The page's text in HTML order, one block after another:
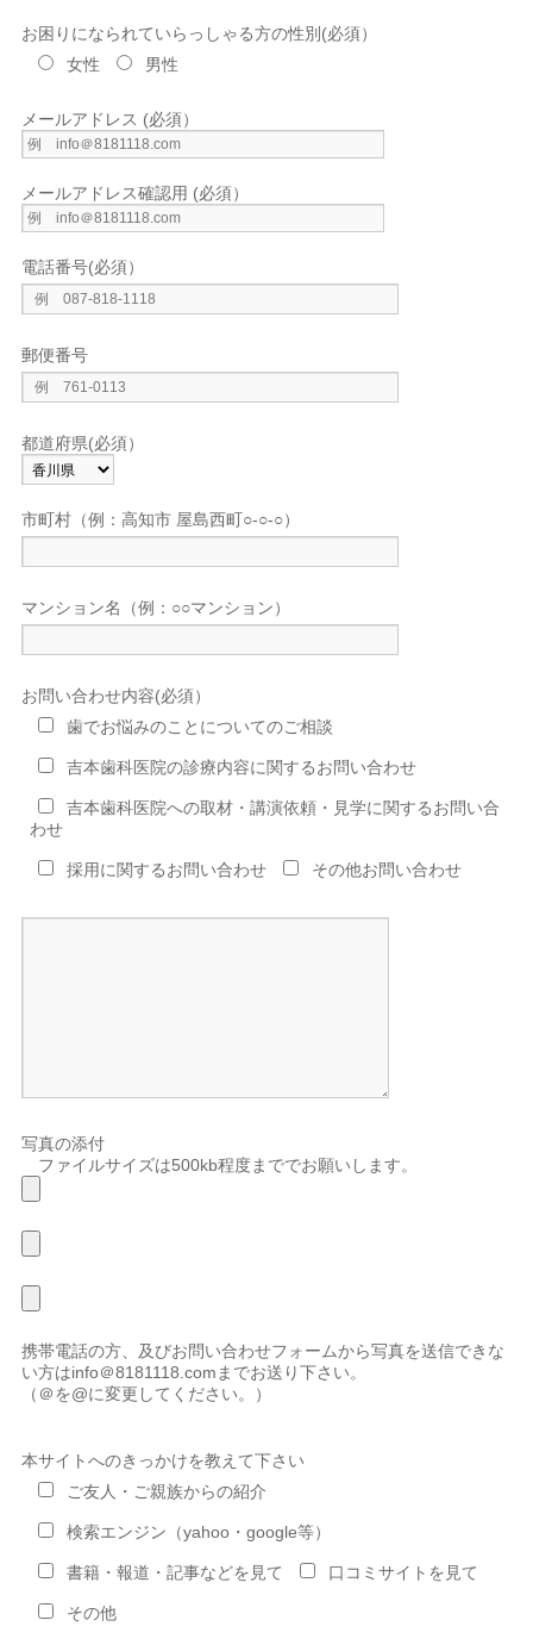
お困りになられていらっしゃる方の性別(必須）
女性
男性
メールアドレス (必須）
メールアドレス確認用 (必須）
電話番号(必須）
郵便番号
都道府県(必須）
市町村（例：高知市 屋島西町○-○-○）
マンション名（例：○○マンション）
お問い合わせ内容(必須）
歯でお悩みのことについてのご相談
吉本歯科医院の診療内容に関するお問い合わせ
吉本歯科医院への取材・講演依頼・見学に関するお問い合
わせ
採用に関するお問い合わせ その他お問い合わせ
写真の添付
ファイルサイズは500kb程度まででお願いします。
携帯電話の方、及びお問い合わせフォームから写真を送信できな
い方はinfo＠8181118.comまでお送り下さい。
（＠を@に変更してください。）
本サイトへのきっかけを教えて下さい
ご友人・ご親族からの紹介
検索エンジン（yahoo・google等）
書籍・報道・記事などを見て 口コミサイトを見て
その他